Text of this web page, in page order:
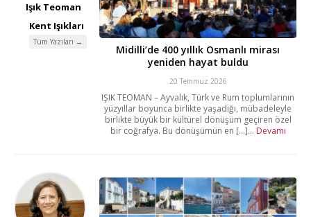
Işık Teoman
Kent Işıkları
Tüm Yazıları →
Midilli’de 400 yıllık Osmanlı mirası
yeniden hayat buldu
20 Temmuz 2026
IŞIK TEOMAN – Ayvalık, Türk ve Rum toplumlarının
yüzyıllar boyunca birlikte yaşadığı, mübadeleyle
birlikte büyük bir kültürel dönüşüm geçiren özel
bir coğrafya. Bu dönüşümün en [...]... Devamı